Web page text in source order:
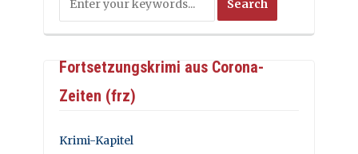
Fortsetzungskrimi aus Corona-
Zeiten (frz)
Krimi-Kapitel